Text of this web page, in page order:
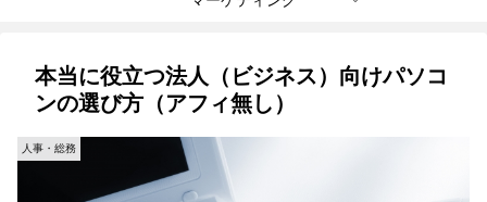
本当に役立つ法人（ビジネス）向けパソコ
ンの選び方（アフィ無し）
人事・総務